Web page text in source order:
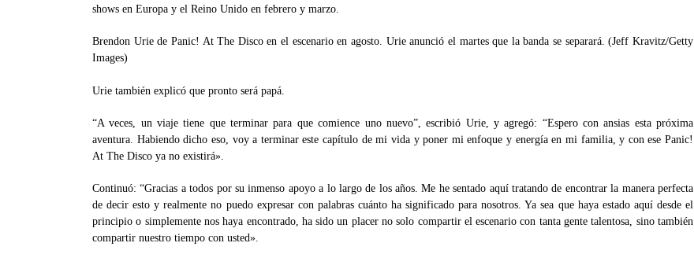
shows en Europa y el Reino Unido en febrero y marzo.
Brendon Urie de Panic! At The Disco en el escenario en agosto. Urie anunció el martes que la banda se separará. (Jeff Kravitz/Getty
Images)
Urie también explicó que pronto será papá.
“A veces, un viaje tiene que terminar para que comience uno nuevo”, escribió Urie, y agregó: “Espero con ansias esta próxima
aventura. Habiendo dicho eso, voy a terminar este capítulo de mi vida y poner mi enfoque y energía en mi familia, y con ese Panic!
At The Disco ya no existirá».
Continuó: “Gracias a todos por su inmenso apoyo a lo largo de los años. Me he sentado aquí tratando de encontrar la manera perfecta
de decir esto y realmente no puedo expresar con palabras cuánto ha significado para nosotros. Ya sea que haya estado aquí desde el
principio o simplemente nos haya encontrado, ha sido un placer no solo compartir el escenario con tanta gente talentosa, sino también
compartir nuestro tiempo con usted».